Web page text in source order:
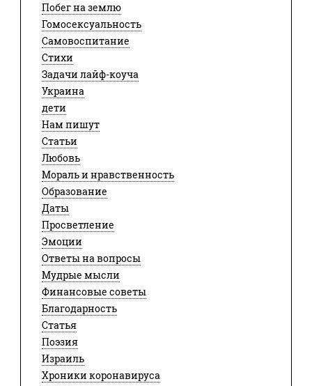
Побег на землю
Гомосексуальность
Самовоспитание
Стихи
Задачи лайф-коуча
Украина
дети
Нам пишут
Статьи
Любовь
Мораль и нравственность
Образование
Даты
Просветление
Эмоции
Ответы на вопросы
Мудрые мысли
Финансовые советы
Благодарность
Статья
Поэзия
Израиль
Хроники коронавируса